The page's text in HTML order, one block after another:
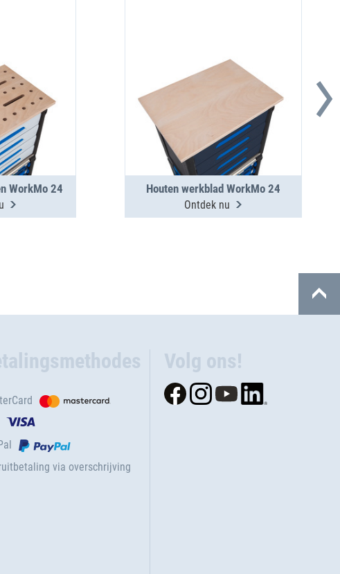
WorkMo 24 Houten werkblad WorkMo 24
Ontdek nu
via overschrijving
Volg ons!